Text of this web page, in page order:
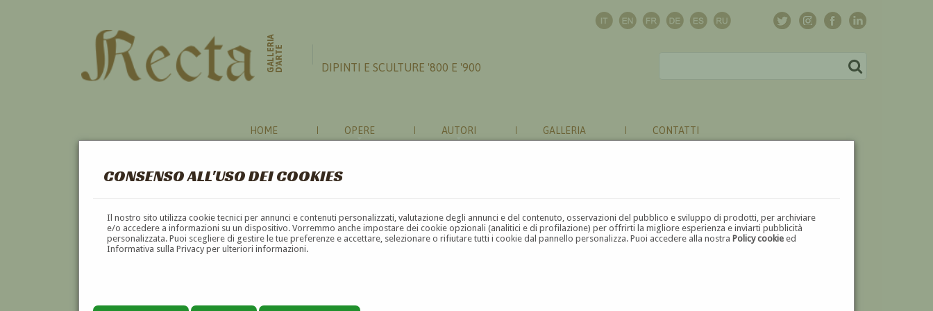
CONSENSO ALL'USO DEI COOKIES
Il nostro sito utilizza cookie tecnici per annunci e contenuti personalizzati, valutazione degli annunci e del contenuto, osservazioni del pubblico e sviluppo di prodotti, per archiviare
e/o accedere a informazioni su un dispositivo. Vorremmo anche impostare dei cookie opzionali (analitici e di profilazione) per offrirti la migliore esperienza e inviarti pubblicità
personalizzata. Puoi scegliere di gestire le tue preferenze e accettare, selezionare o rifiutare tutti i cookie dal pannello personalizza. Puoi accedere alla nostraPolicy cookie ed
Informativa sulla Privacy per ulteriori informazioni.
GALLERIAD'ARTE DIPINTI E SCULTURE '800 E '900
HOME OPERE AUTORI GALLERIA CONTATTI
COLONNA
A B C D E F G H I J K L M N O P Q R S T U V W X Y Z ⬅